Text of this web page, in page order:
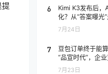
6
Kimi K3发布后，
化？从“答案曝光
7月24日
7
豆包订单终于能
“品宣时代”，企
段
7月23日